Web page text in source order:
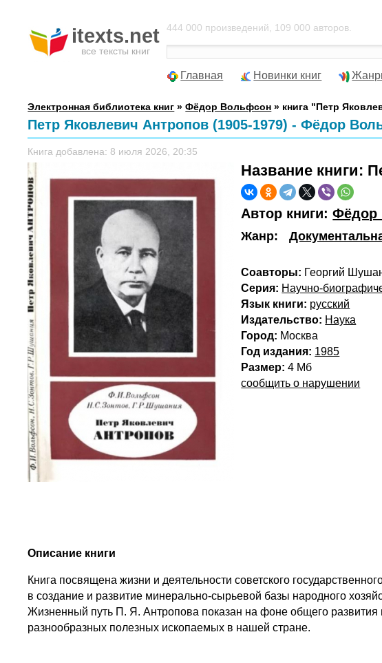
itexts.net
все тексты книг
444 000 произведений, 109 000 авторов.
Главная Новинки книг
Электронная библиотека книг »Фёдор Вольфсон » книга "Петр
Петр Яковлевич Антропов (1905-1979) - Фёдор
Книга добавлена: 8 июля 2026, 20:35
Название книги:
Автор книги:Фёдор
Жанр:
Соавторы: Георгий
Серия: Научно-
Язык книги: русский
Издательство: Наука
Город: Москва
Год издания: 1985
Размер: 4 Мб
сообщить о нарушении
Описание книги
Книга посвящена жизни и деятельности советского
в создание и развитие минерально-сырьевой базы народного
Жизненный путь П. Я. Антропова показан на фоне общего развития
разнообразных полезных ископаемых в нашей стране.